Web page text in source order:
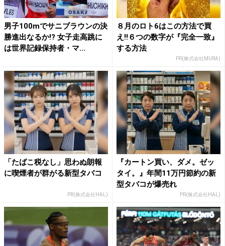
男子100mでサニブラウンの決
勝進出なるか!? 女子走高跳に
は世界記録保持者・マ...
８月のロト6はこの方法で買
え!!６つの数字が『完全一致』
する方法
PR(株式会社MURA)
「たばこ税なし」思わぬ朗報
に喫煙者が群がる新型タバコ
PR(株式会社HAL)
『カートン買い、ダメ。ゼッ
タイ。』年間11万円節約の新
型タバコが爆売れ
PR(株式会社HAL)